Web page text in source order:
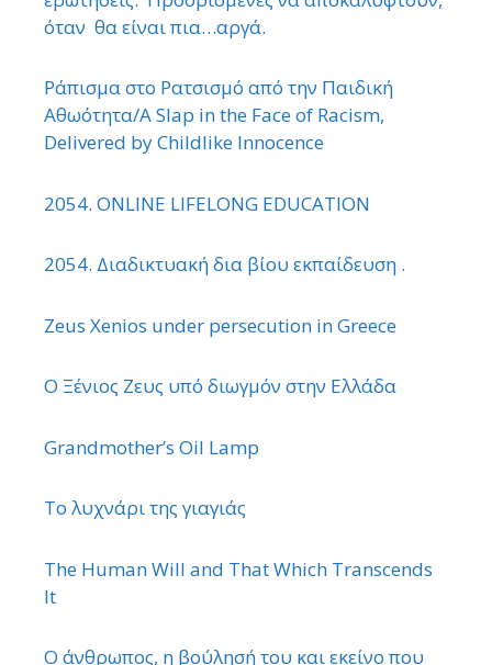
όταν θα είναι πια…αργά.
Ράπισμα στο Ρατσισμό από την Παιδική
Αθωότητα/A Slap in the Face of Racism,
Delivered by Childlike Innocence
2054. ONLINE LIFELONG EDUCATION
2054. Διαδικτυακή δια βίου εκπαίδευση .
Zeus Xenios under persecution in Greece
Ο Ξένιος Ζευς υπό διωγμόν στην Ελλάδα
Grandmother’s Oil Lamp
Το λυχνάρι της γιαγιάς
The Human Will and That Which Transcends
It
Ο άνθρωπος, η βούλησή του και εκείνο που